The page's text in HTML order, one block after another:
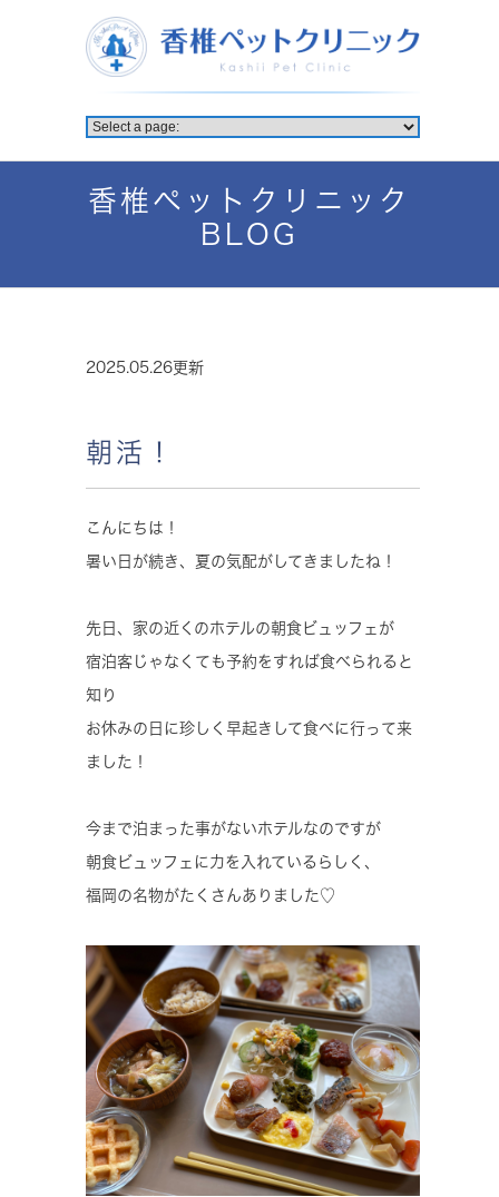
香椎ペットクリニック
BLOG
2025.05.26更新
朝活！
こんにちは！
暑い日が続き、夏の気配がしてきましたね！
先日、家の近くのホテルの朝食ビュッフェが
宿泊客じゃなくても予約をすれば食べられると
知り
お休みの日に珍しく早起きして食べに行って来
ました！
今まで泊まった事がないホテルなのですが
朝食ビュッフェに力を入れているらしく、
福岡の名物がたくさんありました♡